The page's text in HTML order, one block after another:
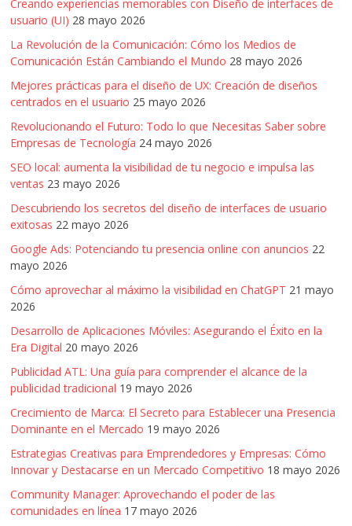
Creando experiencias memorables con Diseño de interfaces de
usuario (UI) 28 mayo 2026
La Revolución de la Comunicación: Cómo los Medios de
Comunicación Están Cambiando el Mundo 28 mayo 2026
Mejores prácticas para el diseño de UX: Creación de diseños
centrados en el usuario 25 mayo 2026
Revolucionando el Futuro: Todo lo que Necesitas Saber sobre
Empresas de Tecnología 24 mayo 2026
SEO local: aumenta la visibilidad de tu negocio e impulsa las
ventas 23 mayo 2026
Descubriendo los secretos del diseño de interfaces de usuario
exitosas 22 mayo 2026
Google Ads: Potenciando tu presencia online con anuncios 22
mayo 2026
Cómo aprovechar al máximo la visibilidad en ChatGPT 21 mayo
2026
Desarrollo de Aplicaciones Móviles: Asegurando el Éxito en la
Era Digital 20 mayo 2026
Publicidad ATL: Una guía para comprender el alcance de la
publicidad tradicional 19 mayo 2026
Crecimiento de Marca: El Secreto para Establecer una Presencia
Dominante en el Mercado 19 mayo 2026
Estrategias Creativas para Emprendedores y Empresas: Cómo
Innovar y Destacarse en un Mercado Competitivo 18 mayo 2026
Community Manager: Aprovechando el poder de las
comunidades en línea 17 mayo 2026